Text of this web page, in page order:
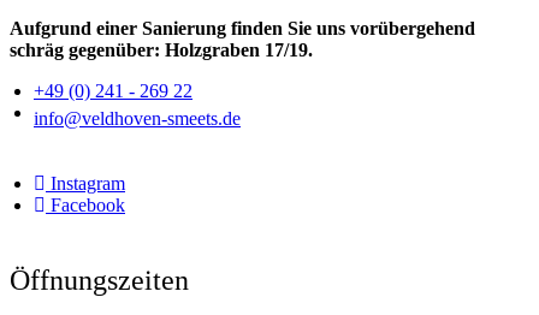
Aufgrund einer Sanierung finden Sie uns vorübergehend
schräg gegenüber: Holzgraben 17/19.
+49 (0) 241 - 269 22
info@veldhoven-smeets.de
Instagram
Facebook
Öffnungszeiten